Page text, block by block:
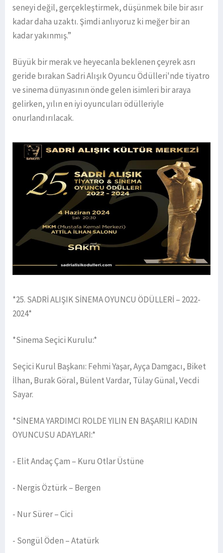
seneyi değil, gerçekleştirmek, düşünmek bile bir asır
kadar daha uzaktı. Şimdi anlıyoruz ki meğer bir an
kadar yakınmış.”
Büyük bir merak ve heyecanla beklenen çeyrek asrı
geride bırakan Sadri Alışık Oyuncu Ödülleri'nde tiyatro
ve sinema dünyasının önde gelen isimleri bir araya
gelirken, yılın en iyi oyuncuları ödülleriyle
onurlandırılacak.
*25. SADRİ ALIŞIK SİNEMA OYUNCU ÖDÜLLERİ – 2022-
2024*
*Sinema Seçici Kurulu:*
Seçici Kurul Başkanı: Fehmi Yaşar, Ayça Damgacı, Biket
İlhan, Burak Göral, Bülent Vardar, Tülay Günal, Vecdi
Sayar.
*SİNEMA YARDIMCI ROLDE YILIN EN BAŞARILI KADIN
OYUNCUSU ADAYLARI:*
- Elit Andaç Çam – Kuru Otlar Üstüne
- Nergis Öztürk – Bergen
- Nur Sürer – Cici
- Songül Öden – Atatürk